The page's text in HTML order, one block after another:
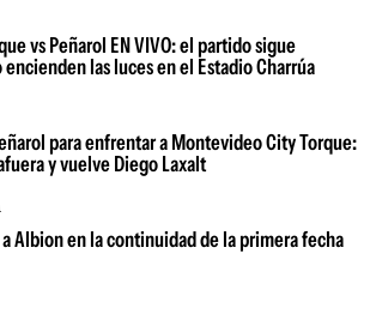
vs Peñarol EN VIVO: el partido sigue
las luces en el Estadio Charrúa
para enfrentar a Montevideo City Torque:
y vuelve Diego Laxalt
Albion en la continuidad de la primera fecha